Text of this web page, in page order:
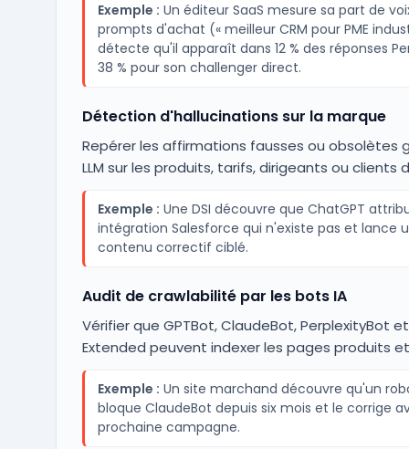
Exemple : Un éditeur SaaS mesure sa part de
prompts d'achat (« meilleur CRM pour PME
détecte qu'il apparaît dans 12 % des réponses
38 % pour son challenger direct.
Détection d'hallucinations sur la marque
Repérer les affirmations fausses ou obsolètes
LLM sur les produits, tarifs, dirigeants ou clients
Exemple : Une DSI découvre que ChatGPT
intégration Salesforce qui n'existe pas et lance
contenu correctif ciblé.
Audit de crawlabilité par les bots IA
Vérifier que GPTBot, ClaudeBot, PerplexityBot
Extended peuvent indexer les pages produits
Exemple : Un site marchand découvre qu'un
bloque ClaudeBot depuis six mois et le corrige
prochaine campagne.